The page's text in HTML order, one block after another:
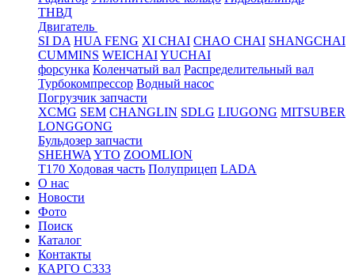
ТНВД
Двигатель
SI DA HUA FENG XI CHAI CHAO CHAI SHANGCHAI
CUMMINS WEICHAIYUCHAI
форсунка Коленчатый вал Распределительный вал
Турбокомпрессор Водный насос
Погрузчик запчасти
XCMG SEM CHANGLIN SDLG LIUGONG MITSUBER
LONGGONG
Бульдозер запчасти
SHEHWA YTO ZOOMLION
T170 Ходовая часть Полуприцеп LADA
О нас
Новости
Фото
Поиск
Каталог
Контакты
КАРГО С333